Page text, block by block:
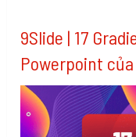
9Slide | 17
Powerpoint